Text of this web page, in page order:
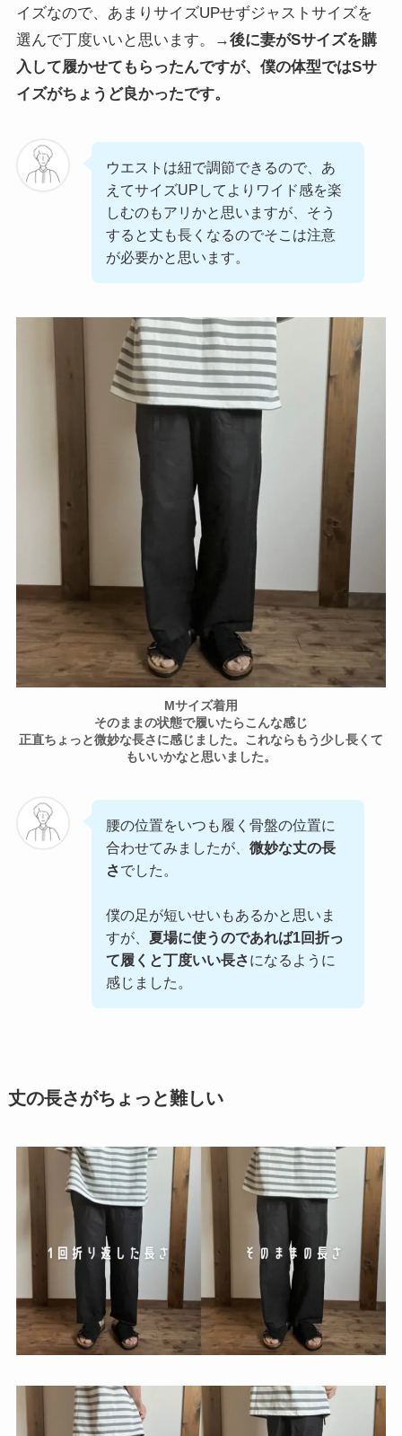
イズなので、あまりサイズUPせずジャストサイズを
選んで丁度いいと思います。→後に妻がSサイズを購
入して履かせてもらったんですが、僕の体型ではSサ
イズがちょうど良かったです。
ウエストは紐で調節できるので、あ
えてサイズUPしてよりワイド感を楽
しむのもアリかと思いますが、そう
すると丈も長くなるのでそこは注意
が必要かと思います。
Mサイズ着用
そのままの状態で履いたらこんな感じ
正直ちょっと微妙な長さに感じました。これならもう少し長くて
もいいかなと思いました。
腰の位置をいつも履く骨盤の位置に
合わせてみましたが、微妙な丈の長
さでした。
僕の足が短いせいもあるかと思いま
すが、夏場に使うのであれば1回折っ
て履くと丁度いい長さになるように
感じました。
丈の長さがちょっと難しい